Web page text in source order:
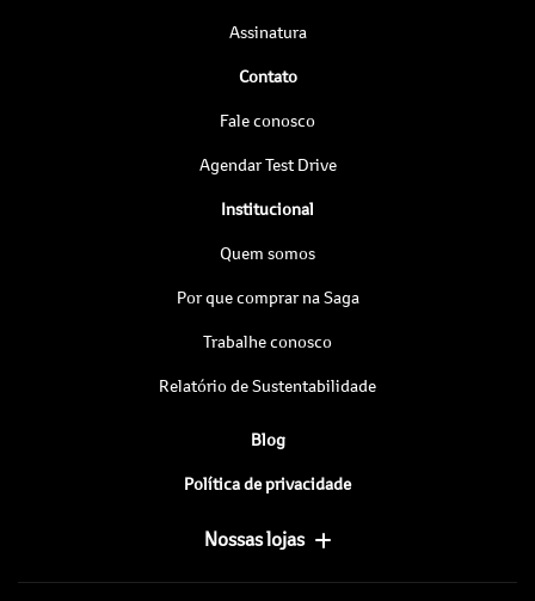
Assinatura
Contato
Fale conosco
Agendar Test Drive
Institucional
Quem somos
Por que comprar na Saga
Trabalhe conosco
Relatório de Sustentabilidade
Blog
Política de privacidade
Nossas lojas